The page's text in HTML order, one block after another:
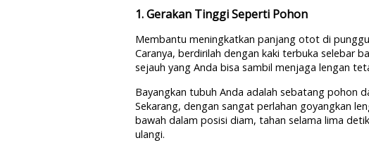
1. Gerakan Tinggi Seperti Pohon
Membantu meningkatkan panjang otot di
Caranya, berdirilah dengan kaki terbuka selebar
sejauh yang Anda bisa sambil menjaga lengan
Bayangkan tubuh Anda adalah sebatang pohon
Sekarang, dengan sangat perlahan goyangkan
bawah dalam posisi diam, tahan selama lima
ulangi.